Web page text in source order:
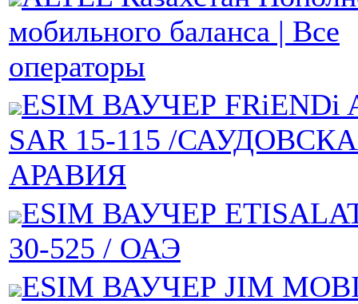
мобильного баланса | Все
операторы
ESIM ВАУЧЕР FRiENDi
SAR 15-115 /
АРАВИЯ
ESIM ВАУЧЕР
30-525 / ОАЭ
ESIM ВАУЧЕР JIM